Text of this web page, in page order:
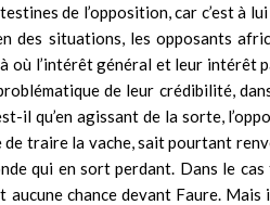
de l’opposition, car c’est à
des situations, les opposants
où l’intérêt général et leur intérêt
de leur crédibilité,
il qu’en agissant de la sorte,
de traire la vache, sait pourtant
qui en sort perdant. Dans le
aucune chance devant Faure.